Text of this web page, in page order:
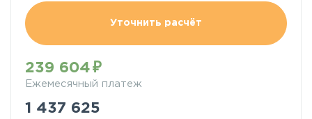
Уточнить расчёт
239 604
Ежемесячный платеж
1 437 625